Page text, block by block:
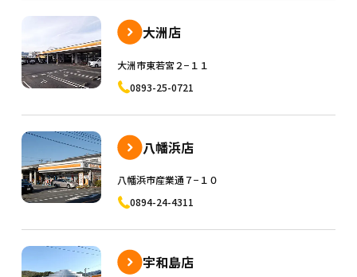
大洲店
大洲市東若宮２−１１
0893-25-0721
八幡浜店
八幡浜市産業通７−１０
0894-24-4311
宇和島店